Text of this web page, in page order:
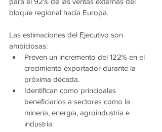
bloque regional hacia Europa.
Las estimaciones del Ejecutivo son
ambiciosas:
Preven un incremento del 122% en el
crecimiento exportador durante la
próxima década.
Identifican como principales
beneficiarios a sectores como la
minería, energía, agroindustria e
industria.